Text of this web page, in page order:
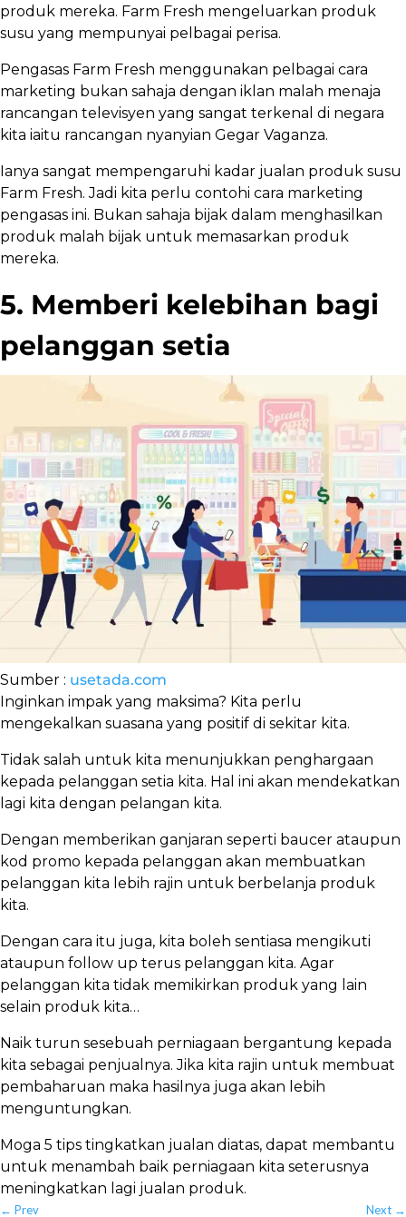
produk mereka. Farm Fresh mengeluarkan produk
susu yang mempunyai pelbagai perisa.
Pengasas Farm Fresh menggunakan pelbagai cara
marketing bukan sahaja dengan iklan malah menaja
rancangan televisyen yang sangat terkenal di negara
kita iaitu rancangan nyanyian Gegar Vaganza.
Ianya sangat mempengaruhi kadar jualan produk susu
Farm Fresh. Jadi kita perlu contohi cara marketing
pengasas ini. Bukan sahaja bijak dalam menghasilkan
produk malah bijak untuk memasarkan produk
mereka.
5. Memberi kelebihan bagi
pelanggan setia
Sumber : usetada.com
Inginkan impak yang maksima? Kita perlu
mengekalkan suasana yang positif di sekitar kita.
Tidak salah untuk kita menunjukkan penghargaan
kepada pelanggan setia kita. Hal ini akan mendekatkan
lagi kita dengan pelangan kita.
Dengan memberikan ganjaran seperti baucer ataupun
kod promo kepada pelanggan akan membuatkan
pelanggan kita lebih rajin untuk berbelanja produk
kita.
Dengan cara itu juga, kita boleh sentiasa mengikuti
ataupun follow up terus pelanggan kita. Agar
pelanggan kita tidak memikirkan produk yang lain
selain produk kita…
Naik turun sesebuah perniagaan bergantung kepada
kita sebagai penjualnya. Jika kita rajin untuk membuat
pembaharuan maka hasilnya juga akan lebih
menguntungkan.
Moga 5 tips tingkatkan jualan diatas, dapat membantu
untuk menambah baik perniagaan kita seterusnya
meningkatkan lagi jualan produk.
← Prev Next →